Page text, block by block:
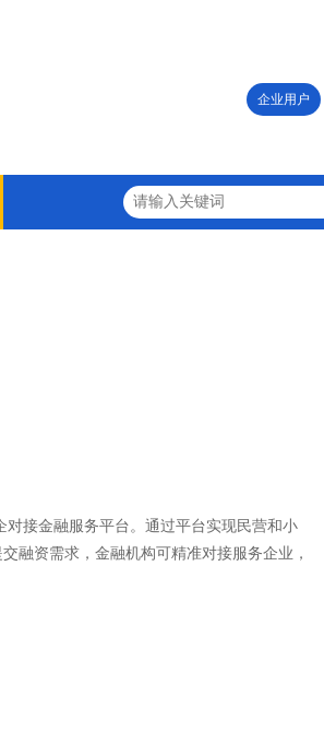
企业用户
接金融服务平台。通过平台实现民营和小
融资需求，金融机构可精准对接服务企业，